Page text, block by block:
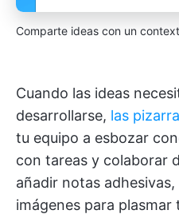
Comparte ideas con un
Cuando las ideas
desarrollarse, las
tu equipo a esbozar
con tareas y colaborar
añadir notas
imágenes para